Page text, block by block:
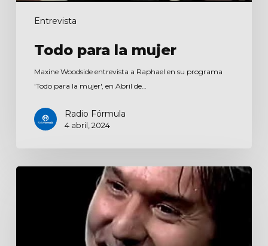
Entrevista
Todo para la mujer
Maxine Woodside entrevista a Raphael en su programa
'Todo para la mujer', en Abril de…
Radio Fórmula
4 abril, 2024
Solamente